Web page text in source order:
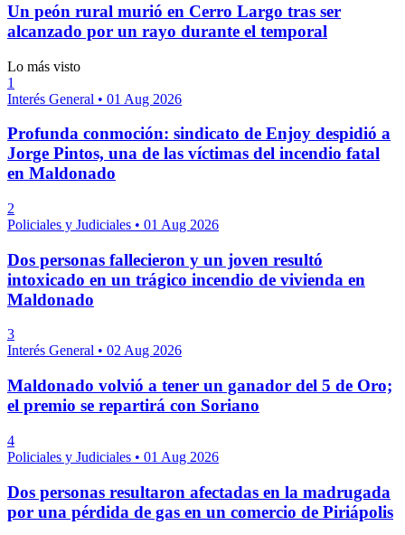
Un peón rural murió en Cerro Largo tras ser
alcanzado por un rayo durante el temporal
Lo más visto
1
Interés General • 01 Aug 2026
Profunda conmoción: sindicato de Enjoy despidió a
Jorge Pintos, una de las víctimas del incendio fatal
en Maldonado
2
Policiales y Judiciales • 01 Aug 2026
Dos personas fallecieron y un joven resultó
intoxicado en un trágico incendio de vivienda en
Maldonado
3
Interés General • 02 Aug 2026
Maldonado volvió a tener un ganador del 5 de Oro;
el premio se repartirá con Soriano
4
Policiales y Judiciales • 01 Aug 2026
Dos personas resultaron afectadas en la madrugada
por una pérdida de gas en un comercio de Piriápolis